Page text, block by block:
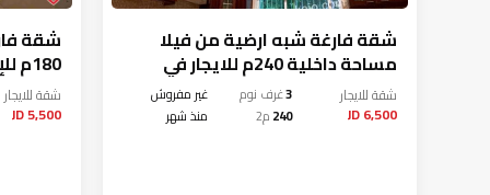
شقة فارغة شبه ارضية من فيلا
مساحة داخلية 240م للايجار في
عمان - خلدا
شقةللايجار
6,500 JD
3غرف نوم
غير مفروش
240م2 منذ شهر
شقة
180م للإيجار في عمان - خلدا
شقةللايجار
5,500 JD